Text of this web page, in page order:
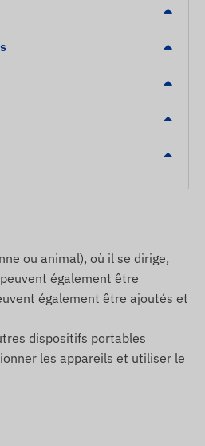
ou animal), où il se dirige,
également être
également être ajoutés et
dispositifs portables
les appareils et utiliser le